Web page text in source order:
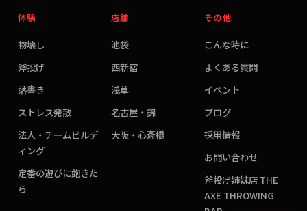
体験
物壊し
斧投げ
落書き
ストレス発散
法人・チームビルデ
ィング
定番の遊びに飽きた
ら
店舗
池袋
西新宿
浅草
名古屋・錦
大阪・心斎橋
その他
こんな時に
よくある質問
イベント
ブログ
採用情報
お問い合わせ
斧投げ姉妹店 THE
AXE THROWING